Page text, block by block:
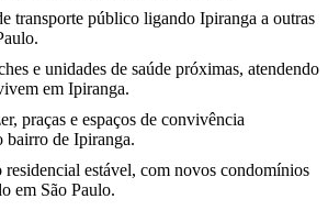
transporte público ligando Ipiranga a outras
e unidades de saúde próximas, atendendo
em Ipiranga.
praças e espaços de convivência
bairro de Ipiranga.
residencial estável, com novos condomínios
em São Paulo.